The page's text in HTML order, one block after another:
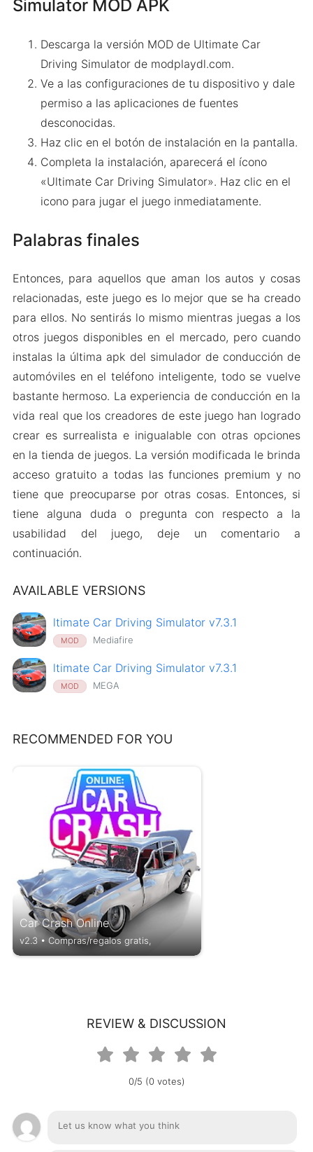
Simulator MOD APK
Descarga la versión MOD de Ultimate Car
Driving Simulator de modplaydl.com.
Ve a las configuraciones de tu dispositivo y dale
permiso a las aplicaciones de fuentes
desconocidas.
Haz clic en el botón de instalación en la pantalla.
Completa la instalación, aparecerá el ícono
«Ultimate Car Driving Simulator». Haz clic en el
icono para jugar el juego inmediatamente.
Palabras finales
Entonces, para aquellos que aman los autos y cosas
relacionadas, este juego es lo mejor que se ha creado
para ellos. No sentirás lo mismo mientras juegas a los
otros juegos disponibles en el mercado, pero cuando
instalas la última apk del simulador de conducción de
automóviles en el teléfono inteligente, todo se vuelve
bastante hermoso. La experiencia de conducción en la
vida real que los creadores de este juego han logrado
crear es surrealista e inigualable con otras opciones
en la tienda de juegos. La versión modificada le brinda
acceso gratuito a todas las funciones premium y no
tiene que preocuparse por otras cosas. Entonces, si
tiene alguna duda o pregunta con respecto a la
usabilidad del juego, deje un comentario a
continuación.
AVAILABLE VERSIONS
ltimate Car Driving Simulator v7.3.1
MOD Mediafire
ltimate Car Driving Simulator v7.3.1
MOD MEGA
RECOMMENDED FOR YOU
Car Crash Online
v2.3 • Compras/regalos gratis,
REVIEW & DISCUSSION
0/5 (0 votes)